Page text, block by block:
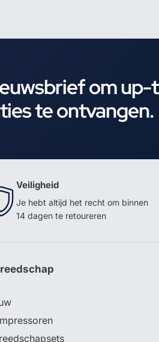
om
te ontvangen.
Veiligheid
Je hebt altijd het recht om binnen
14 dagen te retoureren